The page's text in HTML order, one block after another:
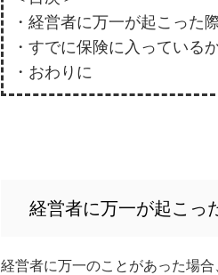
・経営者に万一が起こった
・すでに保険に入っている
・おわりに
経営者に万一が起こっ
経営者に万一のことがあった場合